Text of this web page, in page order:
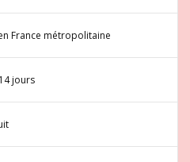
France métropolitaine
jours